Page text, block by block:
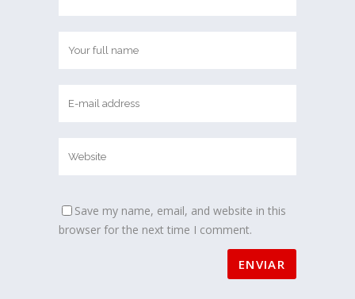
Save my name, email, and website in this
browser for the next time I comment.